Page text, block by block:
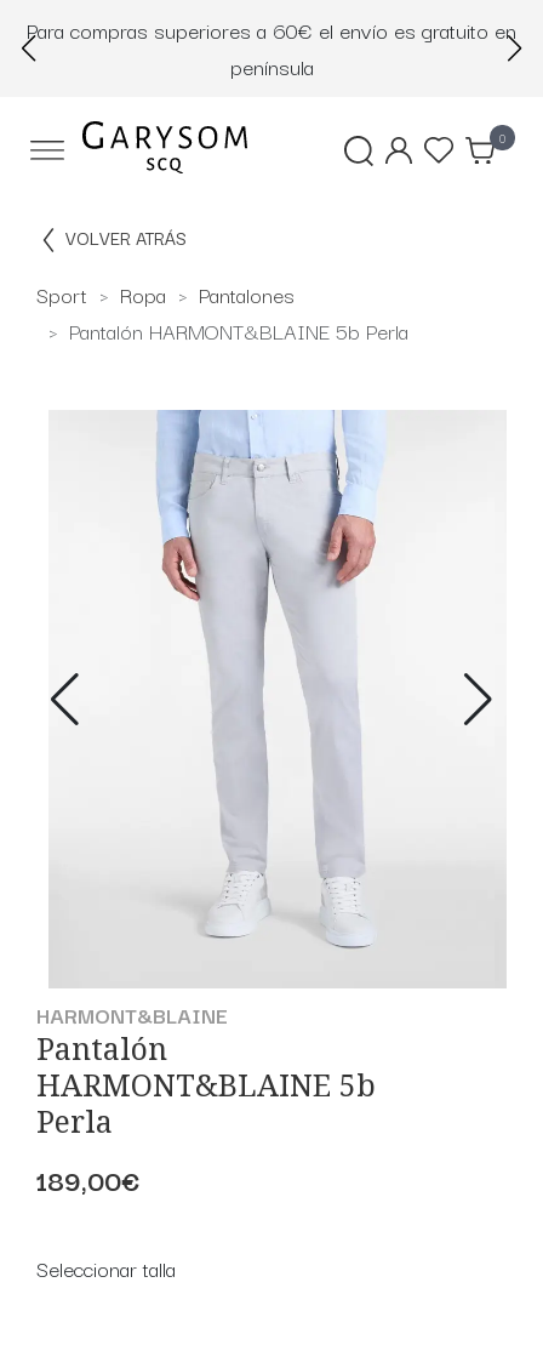
Para compras superiores a 60€ el envío es gratuito en
península
0
VOLVER ATRÁS
Sport Ropa
Pantalones
Pantalón HARMONT&BLAINE 5b Perla
HARMONT&BLAINE
Pantalón
HARMONT&BLAINE 5b
Perla
189,00€
Seleccionar talla